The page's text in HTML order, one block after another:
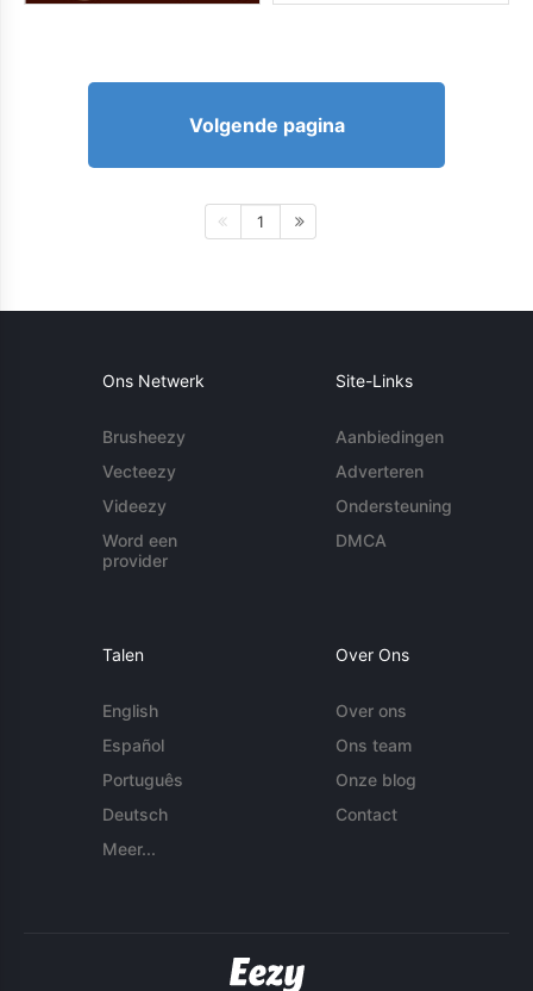
Volgende pagina
1
Ons Netwerk
Brusheezy
Vecteezy
Videezy
Word een
provider
Site-Links
Aanbiedingen
Adverteren
Ondersteuning
DMCA
Talen
English
Español
Português
Deutsch
Meer...
Over Ons
Over ons
Ons team
Onze blog
Contact